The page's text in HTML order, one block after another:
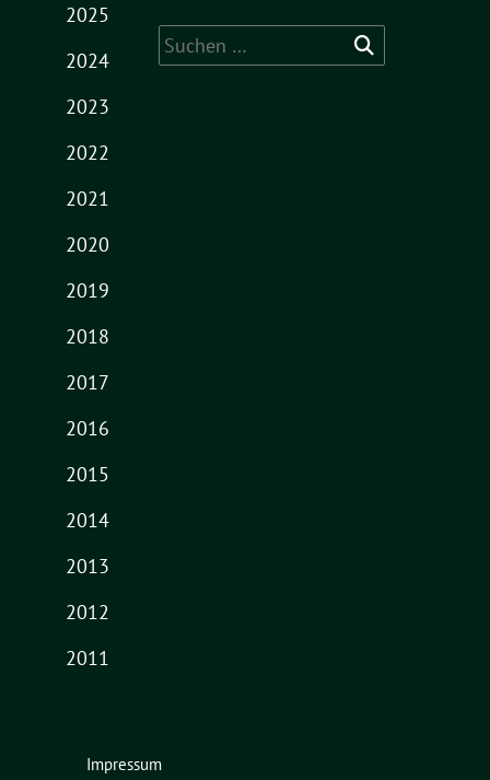
2025
2024
2023
2022
2021
2020
2019
2018
2017
2016
2015
2014
2013
2012
2011
Suche
nach:
Impressum